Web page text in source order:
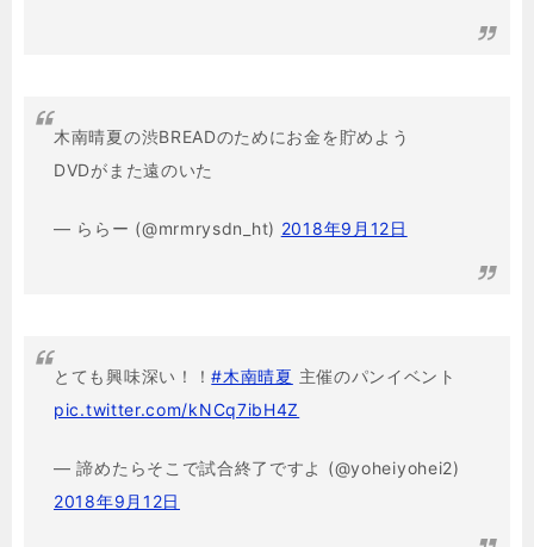
木南晴夏の渋BREADのためにお金を貯めよう
DVDがまた遠のいた
— ららー (@mrmrysdn_ht) 2018年9月12日
とても興味深い！！#木南晴夏 主催のパンイベント
pic.twitter.com/kNCq7ibH4Z
— 諦めたらそこで試合終了ですよ (@yoheiyohei2)
2018年9月12日